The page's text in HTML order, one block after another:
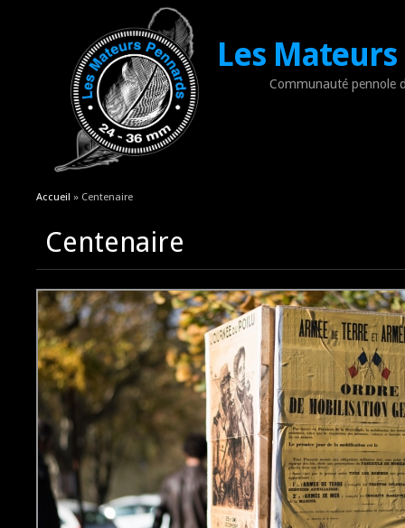
Les
Communauté pennole
Vous êtes ici
Accueil » Centenaire
Centenaire